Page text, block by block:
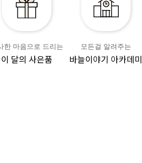
한 마음으로 드리는
이 달의 사은품
모든걸 알려주는
바늘이야기 아카데미